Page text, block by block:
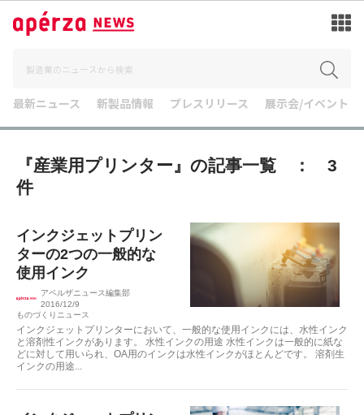
最新ニュース 新製品情報 プレスリリース 展示会/イベント
『産業用プリンター』の記事一覧 ： 3
件
インクジェットプリン
ターの2つの一般的な
使用インク
アペルザニュース編集部
2016/12/9
ものづくりニュース
インクジェットプリンターにおいて、一般的な使用インクには、水性インク
と溶剤性インクがあります。 水性インクの用途 水性インクは一般的に紙な
どに対して用いられ、OA用のインクは水性インクがほとんどです。 溶剤生
インクの用途...